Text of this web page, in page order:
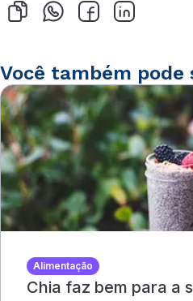
Você também pode
Alimentação
Chia faz bem para a